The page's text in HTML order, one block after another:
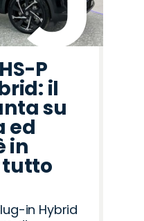
P
il
su
ed
in
tutto
in Hybrid